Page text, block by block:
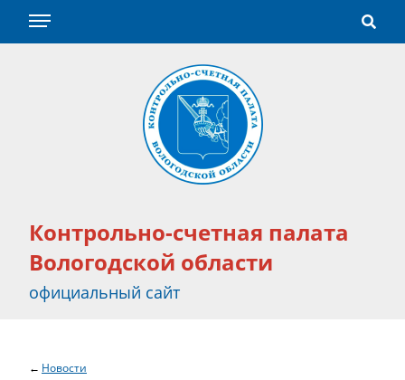
Контрольно-счетная палата
Вологодской области
официальный сайт
Новости